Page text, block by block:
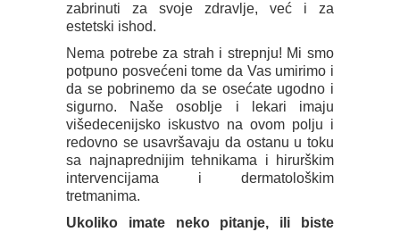
zabrinuti za svoje zdravlje, već i za
estetski ishod.
Nema potrebe za strah i strepnju! Mi smo
potpuno posvećeni tome da Vas umirimo i
da se pobrinemo da se osećate ugodno i
sigurno. Naše osoblje i lekari imaju
višedecenijsko iskustvo na ovom polju i
redovno se usavršavaju da ostanu u toku
sa najnaprednijim tehnikama i hirurškim
intervencijama i dermatološkim
tretmanima.
Ukoliko imate neko pitanje, ili biste